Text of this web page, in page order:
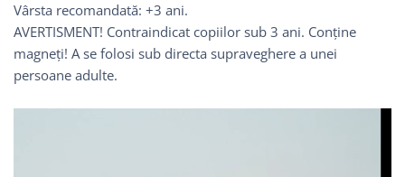
Vârsta recomandată: +3 ani.
AVERTISMENT! Contraindicat copiilor sub 3 ani. Conține
magneți! A se folosi sub directa supraveghere a unei
persoane adulte.